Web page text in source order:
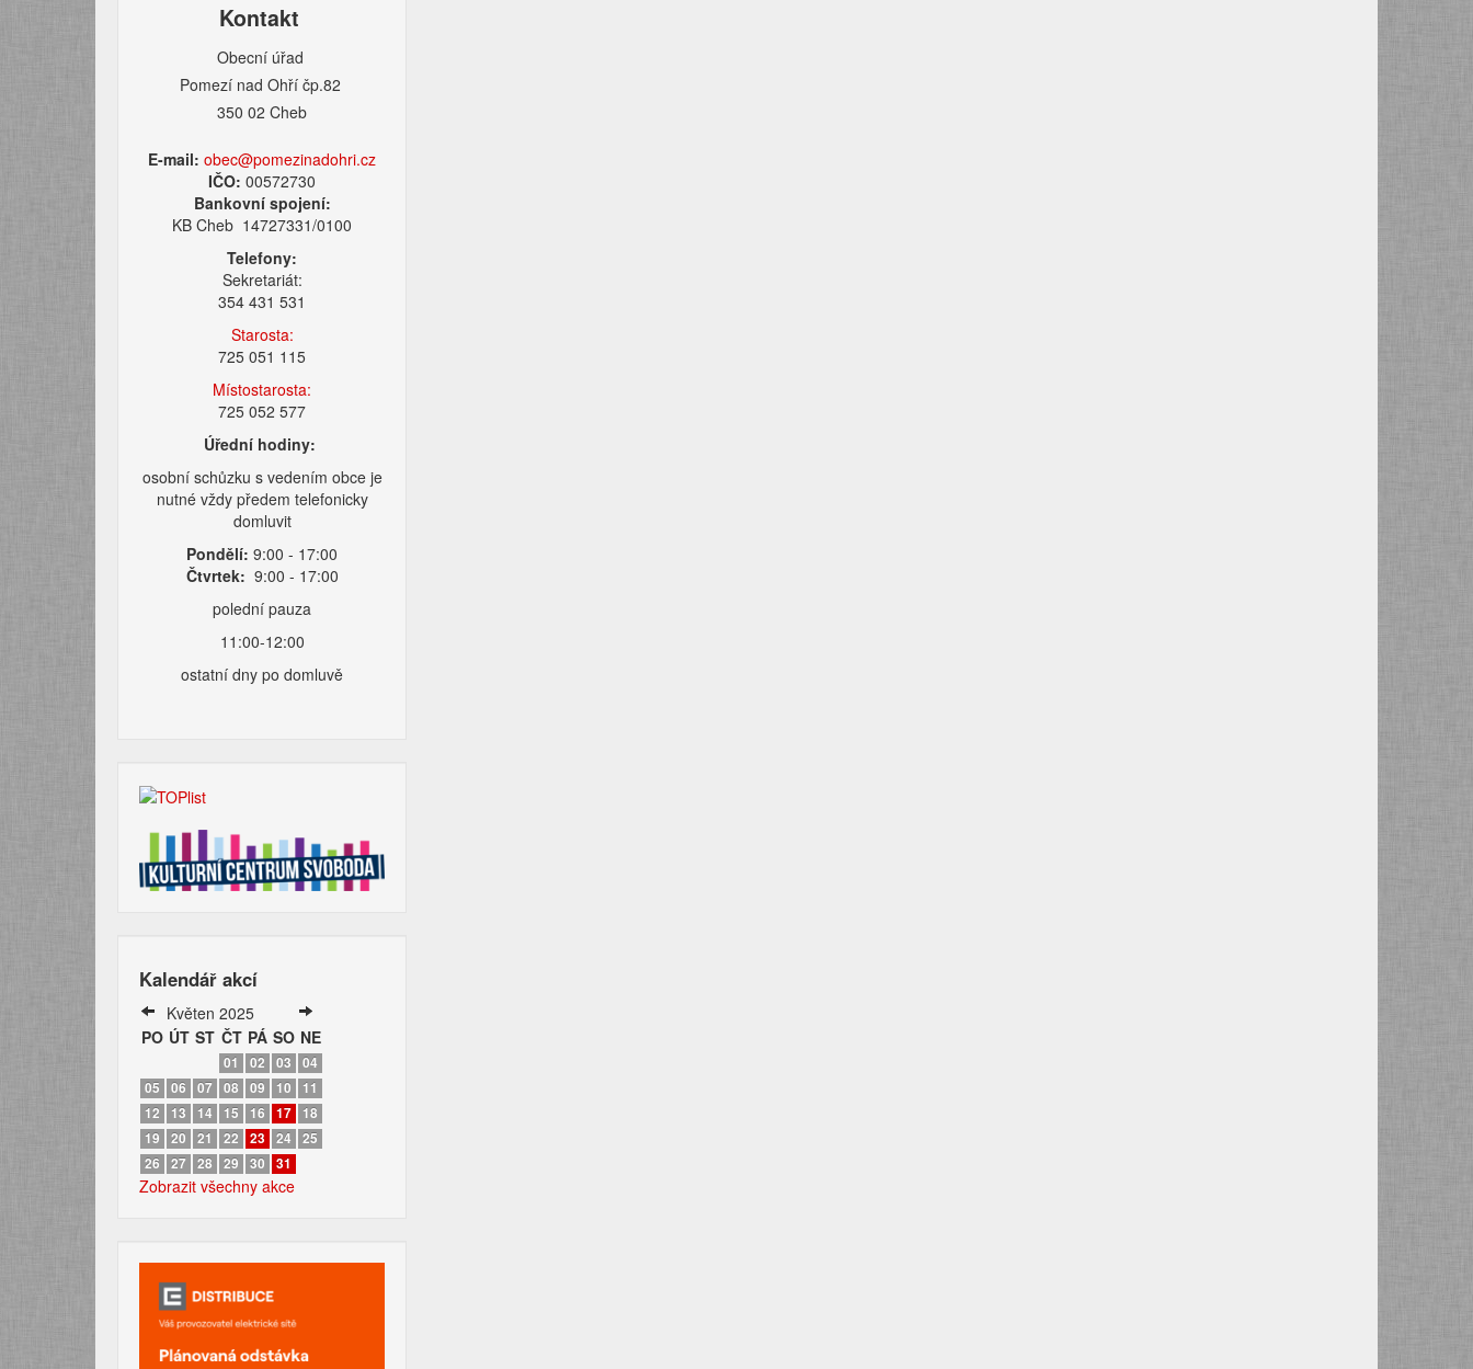
Kontakt
Obecní úřad
Pomezí nad Ohří čp.82
350 02 Cheb
E-mail: obec@pomezinadohri.cz
IČO:00572730
Bankovní spojení:
KB Cheb 14727331/0100
Telefony:
Sekretariát:
354 431 531
Starosta:
725 051 115
Místostarosta:
725 052 577
Úřední hodiny:
osobní schůzku s vedením obce je
nutné vždy předem telefonicky
domluvit
Pondělí: 9:00 - 17:00
Čtvrtek: 9:00 - 17:00
polední pauza
11:00-12:00
ostatní dny po domluvě
Kalendář akcí
Květen 2025
PO ÚT ST ČT PÁ SO NE
01 02 03
04
05
06 07 08 09 10
11
12
13 14 15 16 17 18
19
20 21 22 23 24
25
26
27 28 29 30 31
Zobrazit všechny akce